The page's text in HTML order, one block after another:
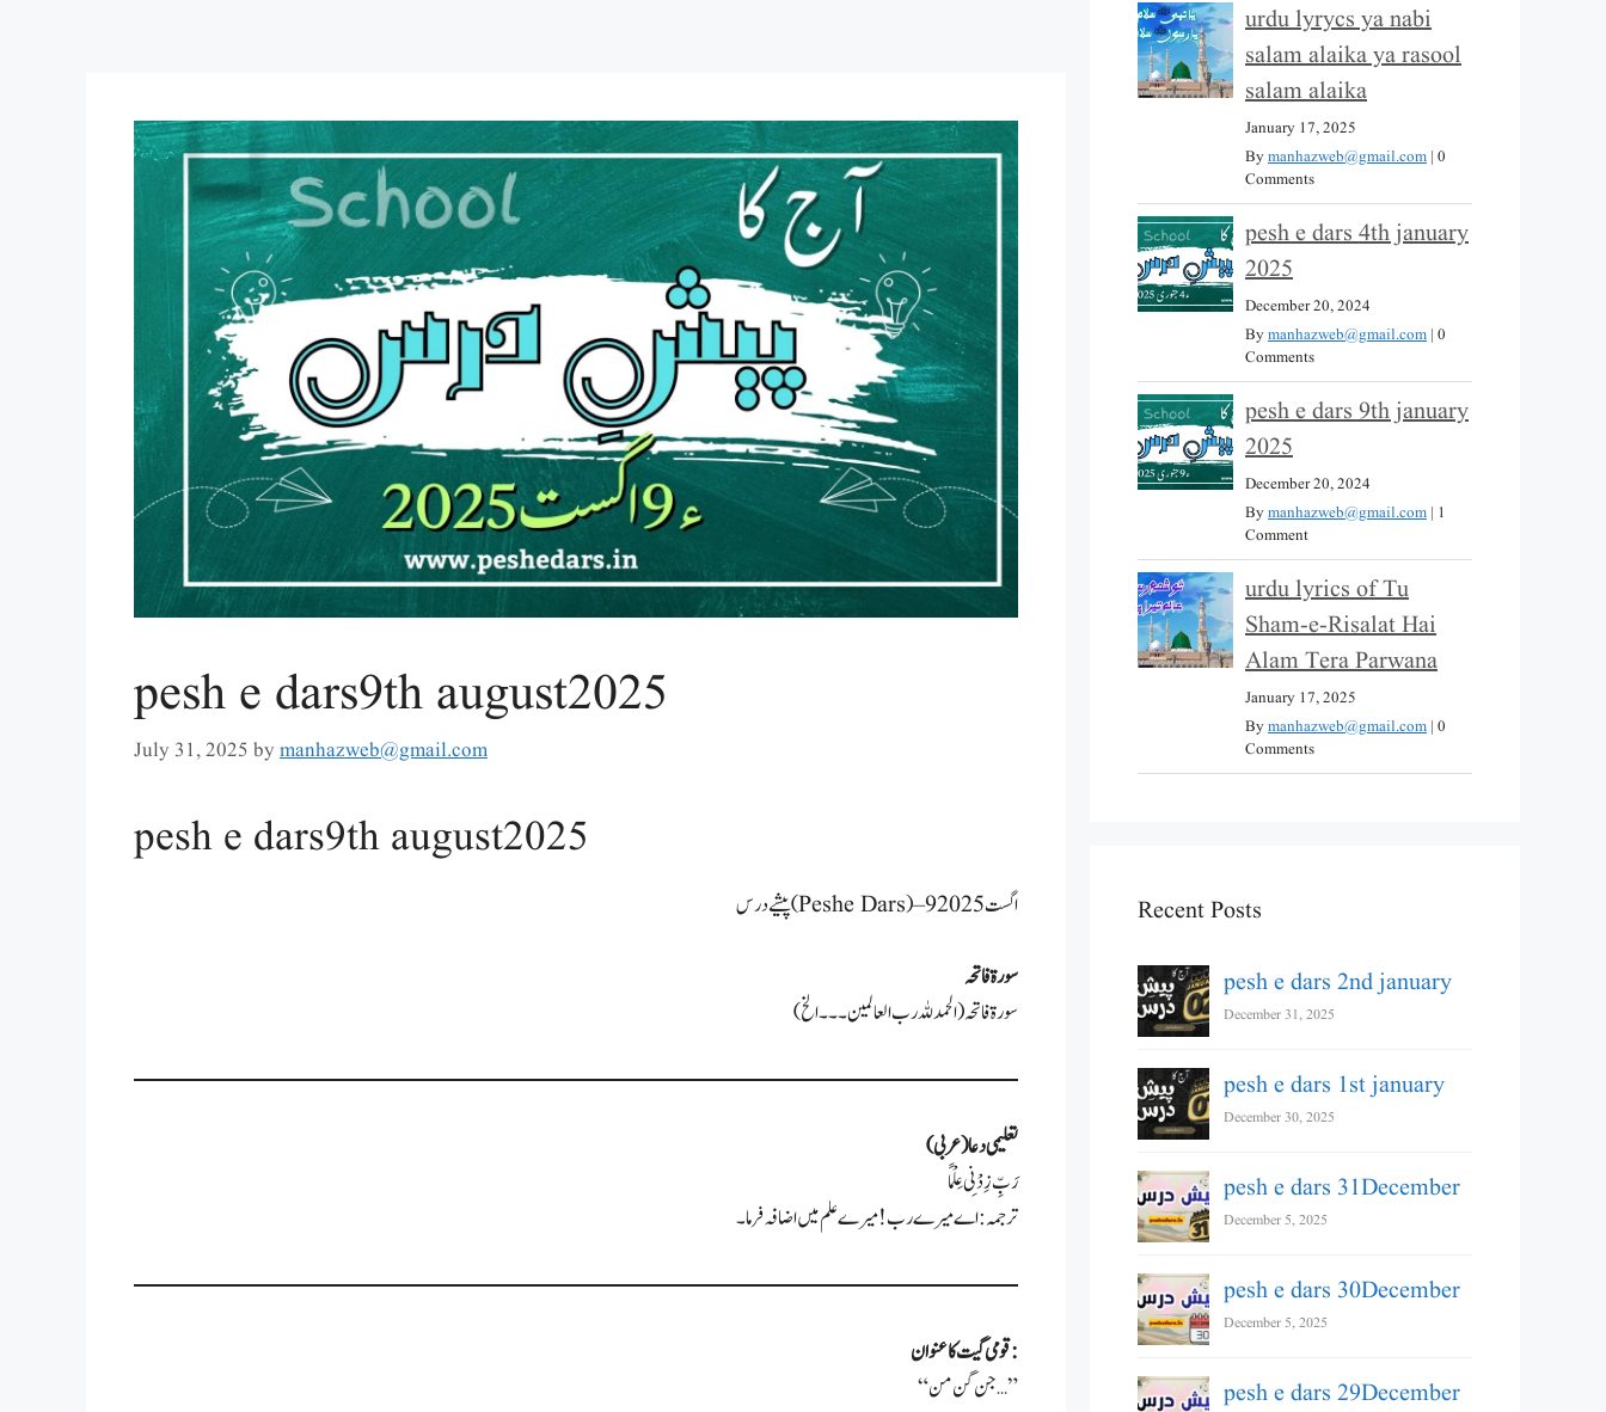
pesh e dars9th august2025
July 31, 2025 bymanhazweb@gmail.com
pesh e dars9th august2025
پیشے درس (Peshe Dars) – 9 اگست 2025
سورۃ فاتحہ
سورۃ فاتحہ (الحمد للہ رب العالمین۔۔۔الخ)
تعلیمی دعا (عربی)
رَبِّ زِدْنِی عِلْمًا
ترجمہ: اے میرے رب! میرے علم میں اضافہ فرما۔
قومی گیت کا عنوان:
“جن گن من…”
urdu lyrycs ya nabi
salam alaika ya rasool
salam alaika
January 17, 2025
Bymanhazweb@gmail.com | 0
Comments
pesh e dars 4th january
2025
December 20, 2024
Bymanhazweb@gmail.com | 0
Comments
pesh e dars 9th january
2025
December 20, 2024
Bymanhazweb@gmail.com | 1
Comment
urdu lyrics of Tu
Sham-e-Risalat Hai
Alam Tera Parwana
January 17, 2025
Bymanhazweb@gmail.com | 0
Comments
Recent Posts
pesh e dars 2nd january
December 31, 2025
pesh e dars 1st january
December 30, 2025
pesh e dars 31December
December 5, 2025
pesh e dars 30December
December 5, 2025
pesh e dars 29December